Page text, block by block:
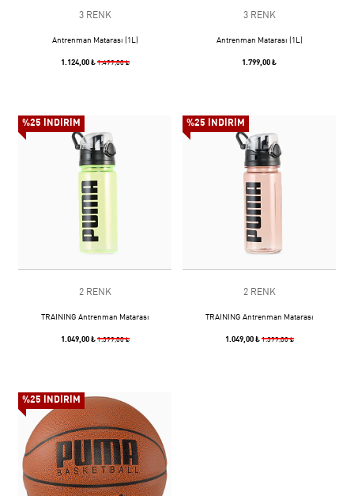
3 RENK
Antrenman Matarası (1L)
1.124,00 ₺ 1.499,00 ₺
3 RENK
Antrenman Matarası (1L)
1.799,00 ₺
%25 İNDİRİM
2 RENK
TRAINING Antrenman Matarası
1.049,00 ₺ 1.399,00 ₺
%25 İNDİRİM
2 RENK
TRAINING Antrenman Matarası
1.049,00 ₺ 1.399,00 ₺
%25 İNDİRİM